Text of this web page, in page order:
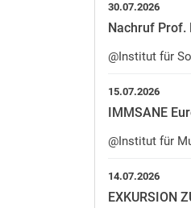
30.07.2026
Nachruf Prof.
@Institut für
15.07.2026
IMMSANE
@Institut für
14.07.2026
EXKURSION